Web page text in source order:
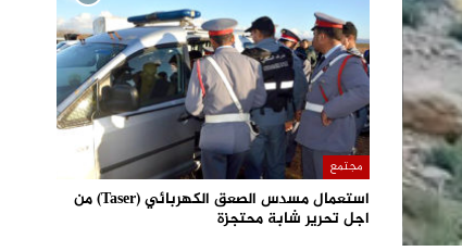
مجتمع
استعمال مسدس الصعق الكهربائي (Taser) من
اجل تحرير شابة محتجزة